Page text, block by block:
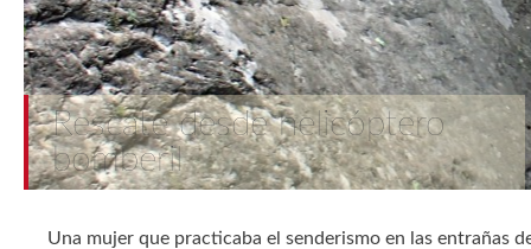
Rescate desde helicóptero
bomberil
Una mujer que practicaba el senderismo en las entrañas